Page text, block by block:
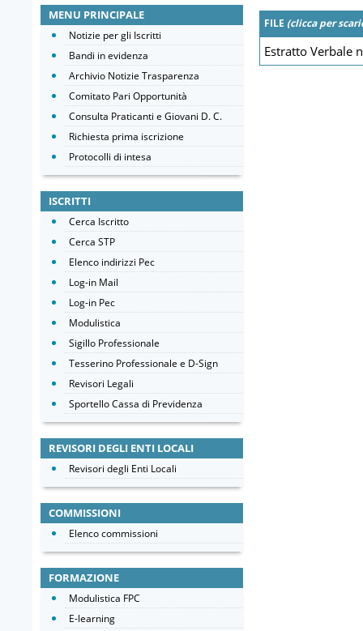
FILE (clicca per
Estratto Verbale
MENU PRINCIPALE
Notizie per gli Iscritti
Bandi in evidenza
Archivio Notizie Trasparenza
Comitato Pari Opportunità
Consulta Praticanti e Giovani D. C.
Richiesta prima iscrizione
Protocolli di intesa
ISCRITTI
Cerca Iscritto
Cerca STP
Elenco indirizzi Pec
Log-in Mail
Log-in Pec
Modulistica
Sigillo Professionale
Tesserino Professionale e D-Sign
Revisori Legali
Sportello Cassa di Previdenza
REVISORI DEGLI ENTI LOCALI
Revisori degli Enti Locali
COMMISSIONI
Elenco commissioni
FORMAZIONE
Modulistica FPC
E-learning